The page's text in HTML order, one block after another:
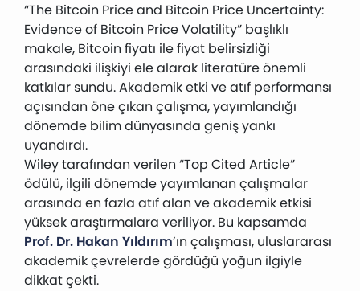
“The Bitcoin Price and Bitcoin Price Uncertainty:
Evidence of Bitcoin Price Volatility” başlıklı
makale, Bitcoin fiyatı ile fiyat belirsizliği
arasındaki ilişkiyi ele alarak literatüre önemli
katkılar sundu. Akademik etki ve atıf performansı
açısından öne çıkan çalışma, yayımlandığı
dönemde bilim dünyasında geniş yankı
uyandırdı.
Wiley tarafından verilen “Top Cited Article”
ödülü, ilgili dönemde yayımlanan çalışmalar
arasında en fazla atıf alan ve akademik etkisi
yüksek araştırmalara veriliyor. Bu kapsamda
Prof. Dr. Hakan Yıldırım’ın çalışması, uluslararası
akademik çevrelerde gördüğü yoğun ilgiyle
dikkat çekti.